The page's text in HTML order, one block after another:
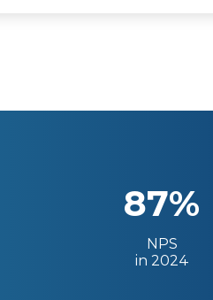
87%
NPS
in 2024